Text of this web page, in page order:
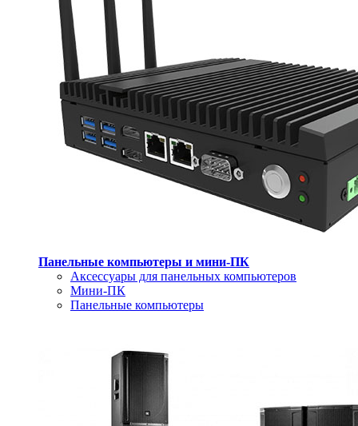
Панельные компьютеры и мини-ПК
Аксессуары для панельных компьютеров
Мини-ПК
Панельные компьютеры